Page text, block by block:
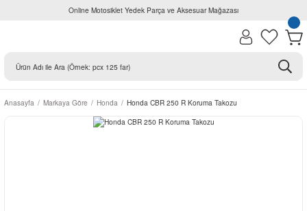
Online Motosiklet Yedek Parça ve Aksesuar Mağazası
Anasayfa Markaya Göre Honda Honda CBR 250 R Koruma Takozu